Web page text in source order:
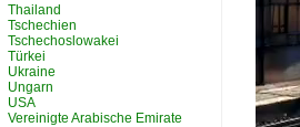
Thailand
Tschechien
Tschechoslowakei
Türkei
Ukraine
Ungarn
USA
Vereinigte Arabische Emirate